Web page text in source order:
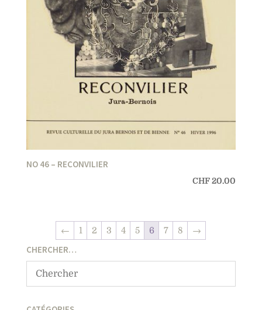
NO 46 – RECONVILIER
CHF20.00
← 1 2 3 4 5 6 7 8 →
CHERCHER…